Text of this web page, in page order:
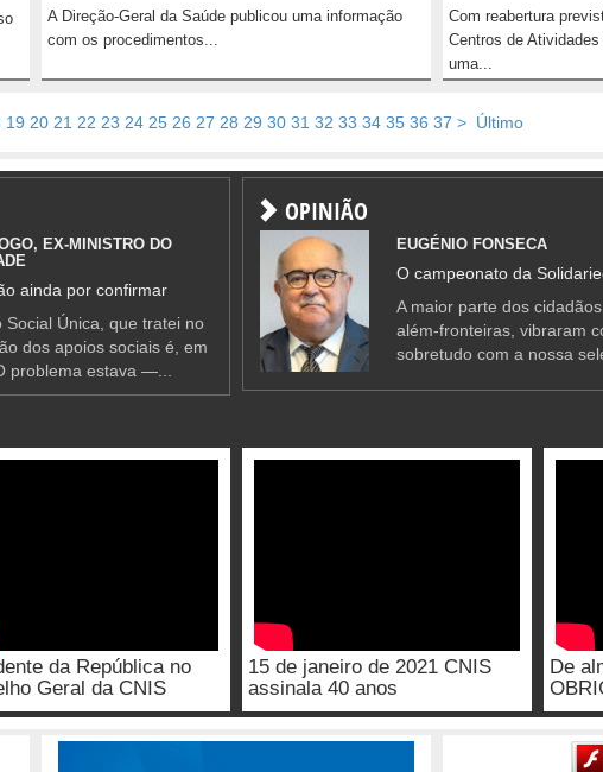
A Direção-Geral da Saúde publicou uma informação
com os procedimentos...
Com reabertura
Centros de
uma...
19 20 21 22 23 24 25 26 27 28 29 30 31 32 33 34 35 36 37 > Último
EX-MINISTRO DO
ainda por confirmar
Única, que tratei no
dos apoios sociais é, em
problema estava —...
OPINIÃO
EUGÉNIO FONSECA
O campeonato da
A maior parte dos
além-fronteiras, vibraram
sobretudo com a nossa
da República no
Geral da CNIS
15 de janeiro de 2021 CNIS
assinala 40 anos
De